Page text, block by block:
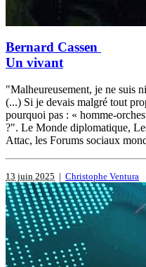
Bernard Cassen
Un vivant
"Malheureusement, je ne suis
(...) Si je devais malgré tout
pourquoi pas : « homme-
?". Le Monde diplomatique,
Attac, les Forums sociaux
13 juin 2025 | Christophe Ventura